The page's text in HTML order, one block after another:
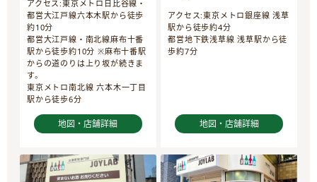
アクセス:東京メトロ日比谷線・
都営大江戸線六本木駅から徒歩
約10分
都営大江戸線・南北線麻布十番
駅から徒歩約10分 ※麻布十番駅
からの道のりは上り坂が続きま
す。
東京メトロ南北線 六本木一丁目
駅から徒歩6分
地図・店舗詳細
アクセス:東京メトロ銀座線 浅草
駅から徒歩約4分
都営地下鉄浅草線 浅草駅から徒
歩約7分
地図・店舗詳細